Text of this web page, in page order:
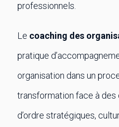
professionnels.
Le coaching des
pratique
organisation dans un
transformation face à
d’ordre stratégiques,